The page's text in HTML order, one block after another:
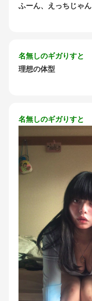
ふーん、えっちじゃん
名無しのギガりすと
理想の体型
名無しのギガりすと